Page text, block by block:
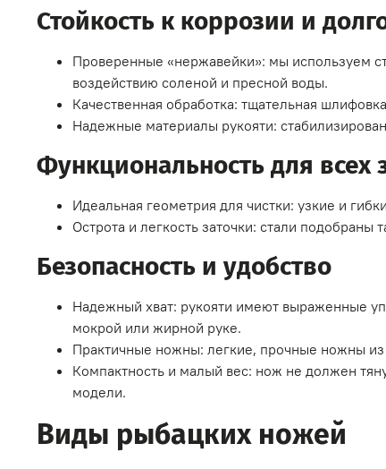
Стойкость к коррозии и
Проверенные «нержавейки»: мы используем
воздействию соленой и пресной воды.
Качественная обработка: тщательная
Надежные материалы рукояти:
Функциональность для всех
Идеальная геометрия для чистки: узкие и
Острота и легкость заточки: стали
Безопасность и удобство
Надежный хват: рукояти имеют выраженные
мокрой или жирной руке.
Практичные ножны: легкие, прочные ножны из
Компактность и малый вес: нож не должен
модели.
Виды рыбацких ножей